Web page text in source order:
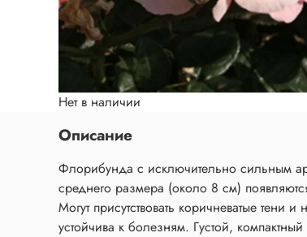
Нет в наличии
Описание
Флорибунда с исключительно сильным
среднего размера (около 8 см)
Могут присутствовать коричневатые тени
устойчива к болезням. Густой,